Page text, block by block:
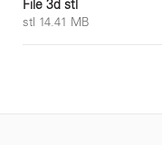
File 3d stl
stl 14.41 MB